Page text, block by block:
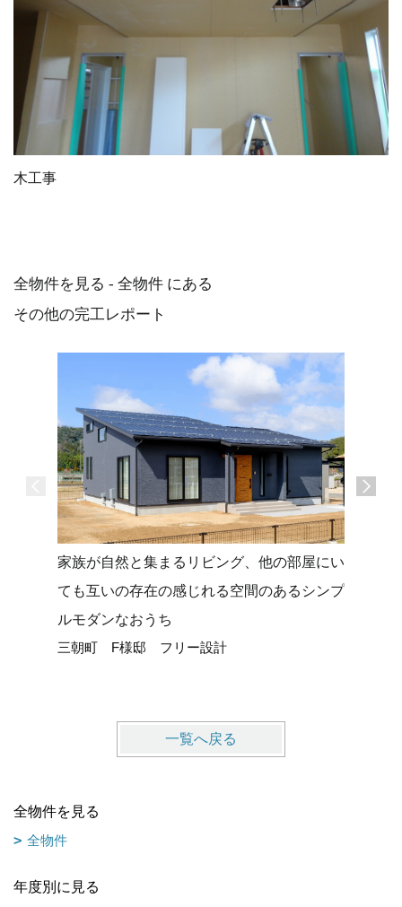
木工事
全物件を見る - 全物件 にある
その他の完工レポート
家族が自然と集まるリビング、他の部屋にい
ても互いの存在の感じれる空間のあるシンプ
ルモダンなおうち
三朝町 F様邸 フリー設計
一覧へ戻る
全物件を見る
全物件
年度別に見る